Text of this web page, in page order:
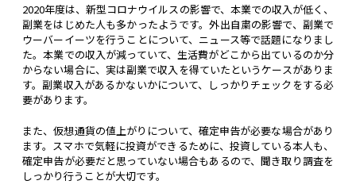
2020年度は、新型コロナウイルスの影響で、本業での収入が低く、
副業をはじめた人も多かったようです。外出自粛の影響で、副業で
ウーバーイーツを行うことについて、ニュース等で話題になりまし
た。本業での収入が減っていて、生活費がどこから出ているのか分
からない場合に、実は副業で収入を得ていたというケースがありま
す。副業収入があるかないかについて、しっかりチェックをする必
要があります。
また、仮想通貨の値上がりについて、確定申告が必要な場合があり
ます。スマホで気軽に投資ができるために、投資している本人も、
確定申告が必要だと思っていない場合もあるので、聞き取り調査を
しっかり行うことが大切です。